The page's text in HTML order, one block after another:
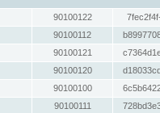
90100122
90100112
90100121
90100120
90100100
90100111